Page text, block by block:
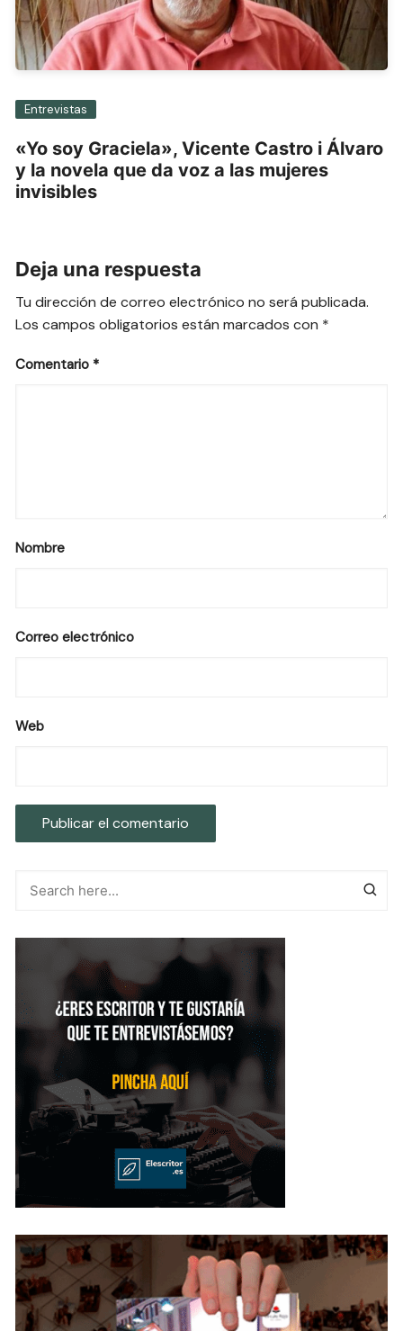
Entrevistas
«Yo soy Graciela», Vicente Castro i Álvaro
y la novela que da voz a las mujeres
invisibles
Deja una respuesta
Tu dirección de correo electrónico no será publicada.
Los campos obligatorios están marcados con *
Comentario *
Nombre
Correo electrónico
Web